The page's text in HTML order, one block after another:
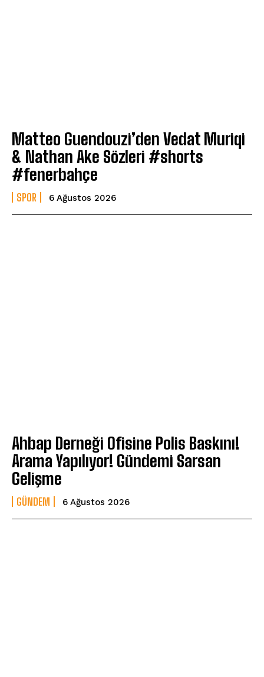
Matteo Guendouzi’den Vedat Muriqi
& Nathan Ake Sözleri #shorts
#fenerbahçe
SPOR 6 Ağustos 2026
Ahbap Derneği Ofisine Polis Baskını!
Arama Yapılıyor! Gündemi Sarsan
Gelişme
GÜNDEM 6 Ağustos 2026